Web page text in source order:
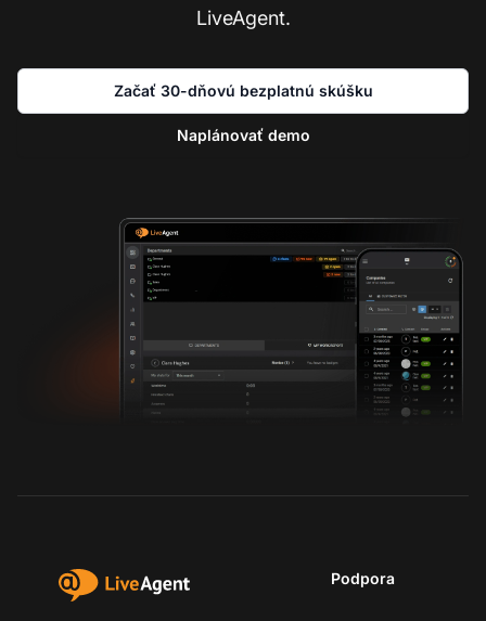
LiveAgent.
Začať 30-dňovú bezplatnú skúšku
Naplánovať demo
Podpora